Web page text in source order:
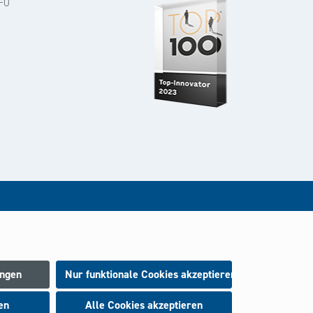
Nur funktionale Cookies akzeptieren
Alle Cookies akzeptieren